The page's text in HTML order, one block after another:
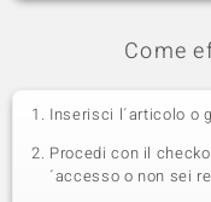
Come
Inserisci l´articolo o
Procedi con il
´accesso o non sei